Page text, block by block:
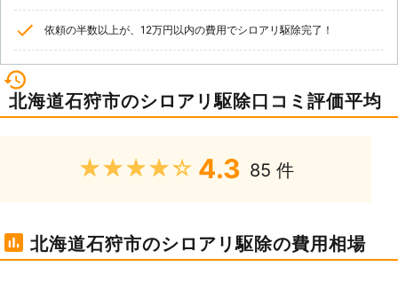
依頼の半数以上が、12万円以内の費用でシロアリ駆除完了！
北海道石狩市のシロアリ駆除口コミ評価平均
★★★★★ 4.3 85 件
北海道石狩市のシロアリ駆除の費用相場